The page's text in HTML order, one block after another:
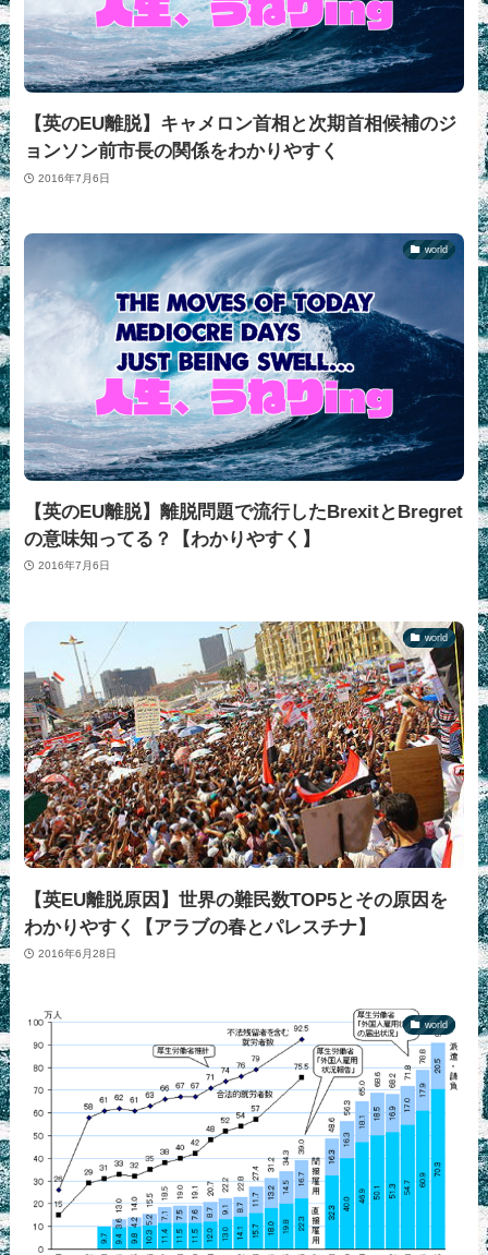
【英のEU離脱】キャメロン首相と次期首相候補のジ
ョンソン前市長の関係をわかりやすく
2016年7月6日
world
【英のEU離脱】離脱問題で流行したBrexitとBregret
の意味知ってる？【わかりやすく】
2016年7月6日
world
【英EU離脱原因】世界の難民数TOP5とその原因を
わかりやすく【アラブの春とパレスチナ】
2016年6月28日
world